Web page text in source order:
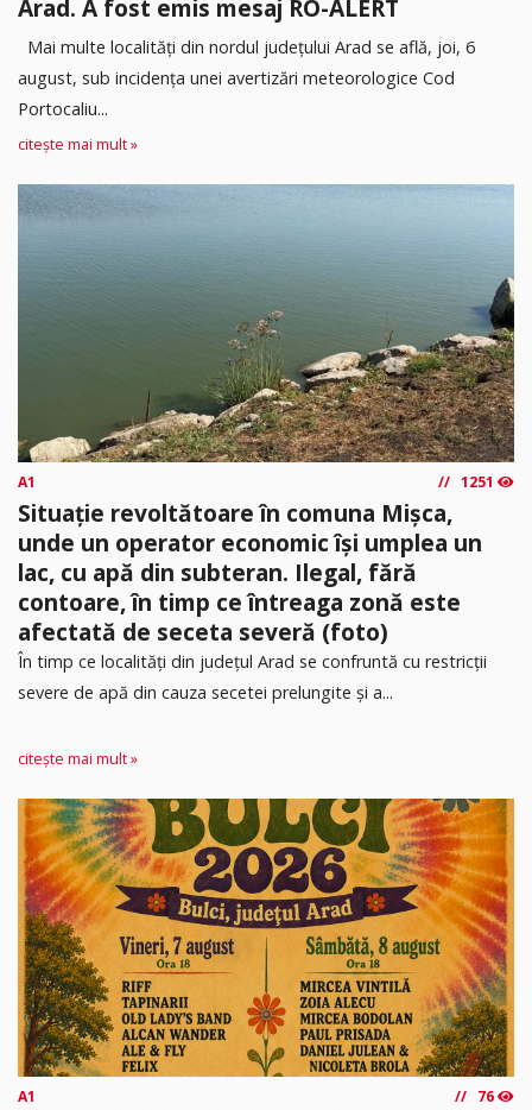
Arad. A fost emis mesaj RO-ALERT
Mai multe localități din nordul județului Arad se află, joi, 6
august, sub incidența unei avertizări meteorologice Cod
Portocaliu...
citește mai mult »
A1 1251
Situație revoltătoare în comuna Mișca,
unde un operator economic își umplea un
lac, cu apă din subteran. Ilegal, fără
contoare, în timp ce întreaga zonă este
afectată de seceta severă (foto)
În timp ce localități din județul Arad se confruntă cu restricții
severe de apă din cauza secetei prelungite și a...
citește mai mult »
A1 76